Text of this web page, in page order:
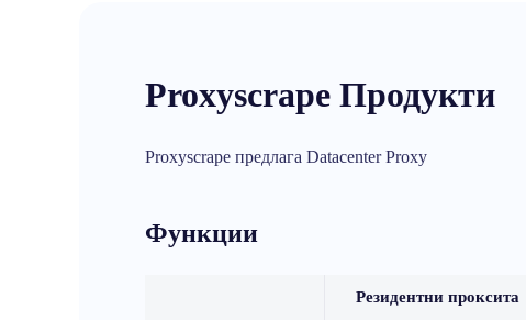
Proxyscrape Продукти
Proxyscrape предлага Datacenter Proxy
Функции
Резидентни проксита